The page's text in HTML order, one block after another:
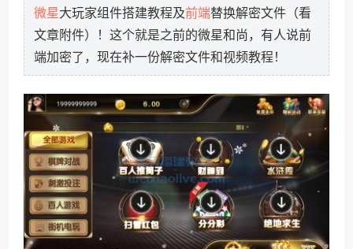
微星大玩家组件搭建教程及前端替换解密文件（看
文章附件）！这个就是之前的微星和尚，有人说前
端加密了，现在补一份解密文件和视频教程！